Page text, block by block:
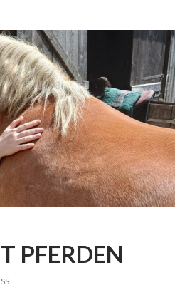
PFERDEN